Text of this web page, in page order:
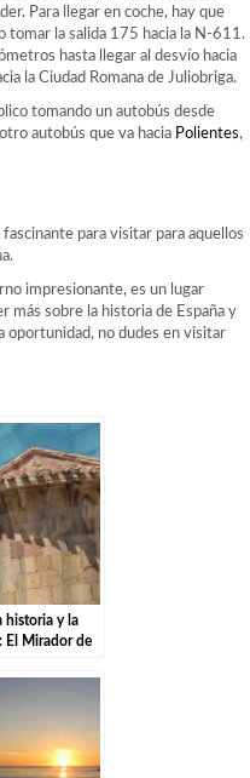
Para llegar en coche, hay que
tomar la salida 175 hacia la N-611.
hasta llegar al desvío hacia
la Ciudad Romana de Juliobriga.
tomando un autobús desde
autobús que va hacia Polientes,
para visitar para aquellos
impresionante, es un lugar
más sobre la historia de España y
oportunidad, no dudes en visitar
historia y la
El Mirador de